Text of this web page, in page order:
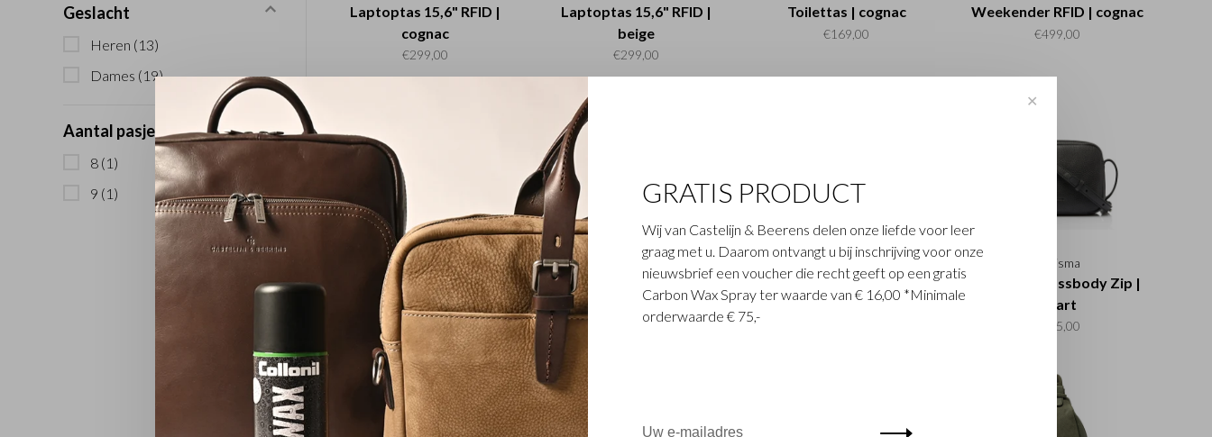
Geslacht
Heren (13)
Dames (19)
Aantal pasjes:
8 (1)
9 (1)
Laptoptas 15,6" RFID |
cognac
€299,00
Laptoptas 15,6" RFID |
beige
€299,00
Toilettas | cognac
€169,00
Weekender RFID | cognac
€499,00
Onyx
Fanny Pack RFID | zwart
€109,00
Onyx
Sling Bag RFID | zwart
€109,00
Carisma
Carisma Crossbody
telefoontasje | groen
Carisma
Carisma Crossbody Zip |
zwart
€135,00
✕
GRATIS PRODUCT
Wij van Castelijn & Beerens delen onze liefde voor leer
graag met u. Daarom ontvangt u bij inschrijving voor onze
nieuwsbrief een voucher die recht geeft op een gratis
Carbon Wax Spray ter waarde van € 16,00 *Minimale
orderwaarde € 75,-